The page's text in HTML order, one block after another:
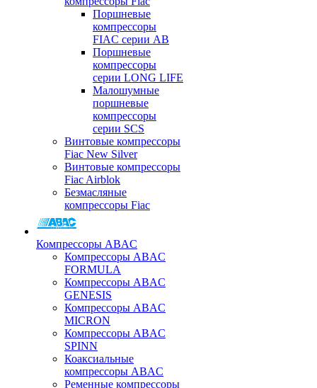
Поршневые
компрессоры
FIAC серии AB
Поршневые
компрессоры
серии LONG LIFE
Малошумные
поршневые
компрессоры
серии SCS
Винтовые компрессоры
Fiac New Silver
Винтовые компрессоры
Fiac Airblok
Безмасляные
компрессоры Fiac
Компрессоры ABAC
Компрессоры ABAC
FORMULA
Компрессоры ABAC
GENESIS
Компрессоры ABAC
MICRON
Компрессоры ABAC
SPINN
Коаксиальные
компрессоры ABAC
Ременные компрессоры